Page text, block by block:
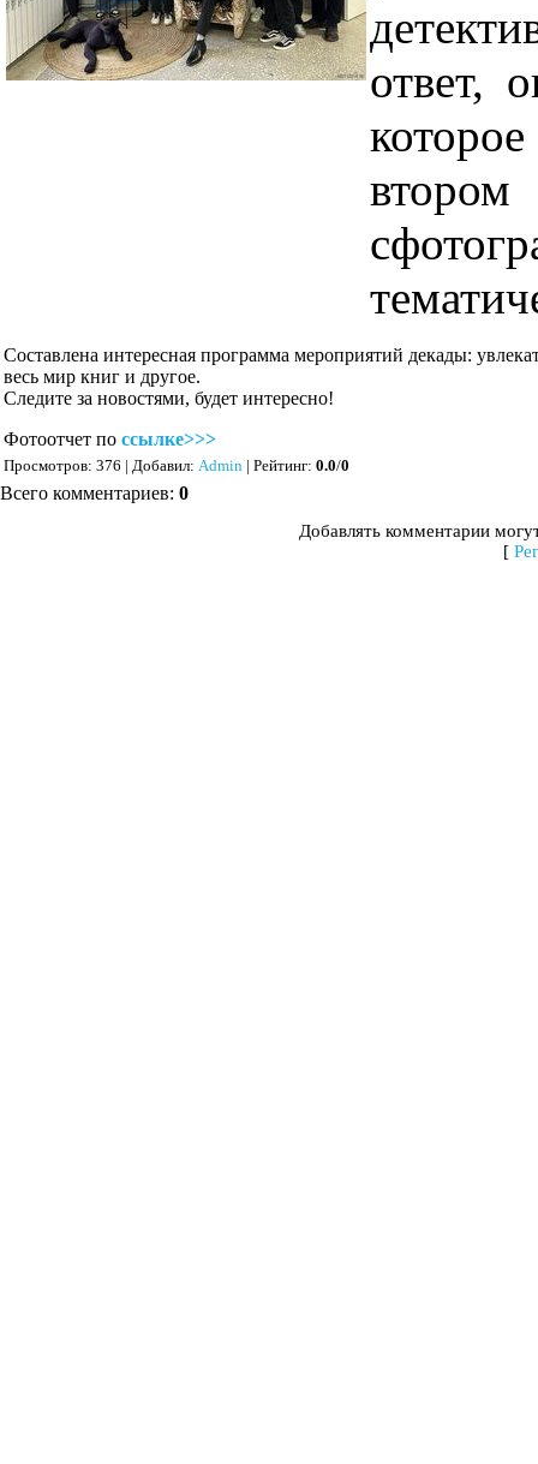
ответ,
Составлена интересная программа мероприятий декады:
весь мир книг и другое.
Следите за новостями, будет интересно!
Фотоотчет по ссылке>>>
Просмотров: 376 | Добавил: Admin | Рейтинг: 0.0/0
Всего комментариев: 0
Добавлять комментарии
[